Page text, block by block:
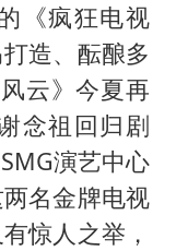
店主称换“青海拉面”招牌后生意更好
太行失联12天
今年第二强台风将带来多大影响
向鹏不意外
微信新功能：你可以“撤回”你的撤回
《疯狂电视
造、酝酿多
云》今夏再
念祖回归剧
演艺中心
名金牌电视
惊人之举，